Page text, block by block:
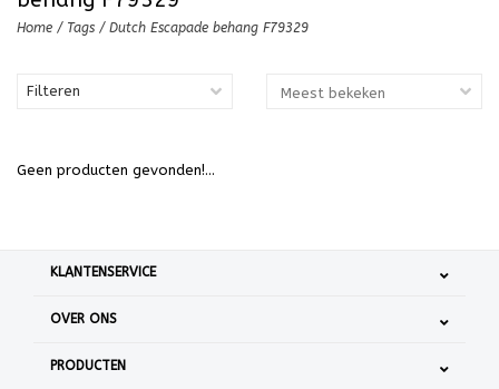
Home / Tags / Dutch Escapade behang F79329
Filteren
Geen producten gevonden!...
KLANTENSERVICE
OVER ONS
PRODUCTEN